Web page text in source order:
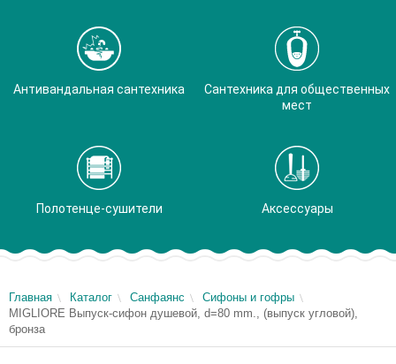
Антивандальная сантехника
Сантехника для общественных
мест
Полотенце-сушители Аксессуары
Главная Каталог Санфаянс
Сифоны и гофры
MIGLIORE Выпуск-сифон душевой, d=80 mm., (выпуск угловой),
бронза